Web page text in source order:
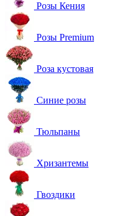
Розы Кения
Розы Premium
Роза кустовая
Синие розы
Тюльпаны
Хризантемы
Гвоздики